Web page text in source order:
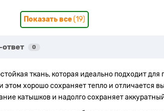
Показать все(19)
0
ткань, которая идеально подходит
этом хорошо сохраняет тепло и отличается
катышков и надолго сохраняет